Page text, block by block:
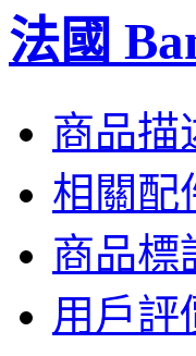
法國
商品描
相關配
商品標
用戶評